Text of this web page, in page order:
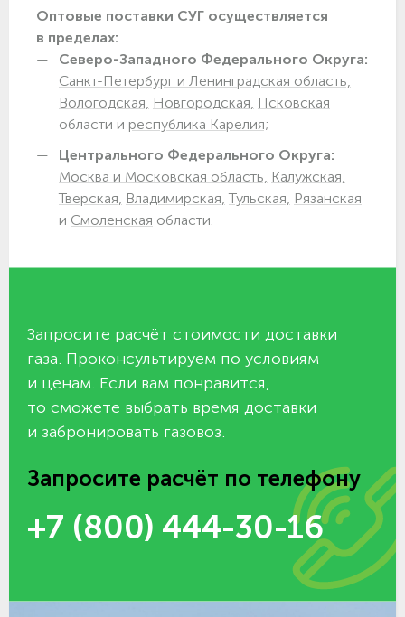
Оптовые поставки СУГ осуществляется
в пределах:
Северо-Западного Федерального Округа:
Санкт-Петербург и Ленинградская область,
Вологодская, Новгородская, Псковская
области и республика Карелия;
Центрального Федерального Округа:
Москва и Московская область, Калужская,
Тверская, Владимирская, Тульская, Рязанская
и Смоленская области.
Запросите расчёт стоимости доставки
газа. Проконсультируем по условиям
и ценам. Если вам понравится,
то сможете выбрать время доставки
и забронировать газовоз.
Запросите расчёт по телефону
+7 (800) 444-30-16